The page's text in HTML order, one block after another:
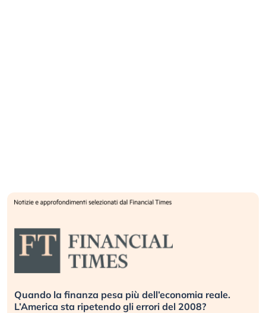
Quando la finanza pesa più dell’economia reale.
L’America sta ripetendo gli errori del 2008?